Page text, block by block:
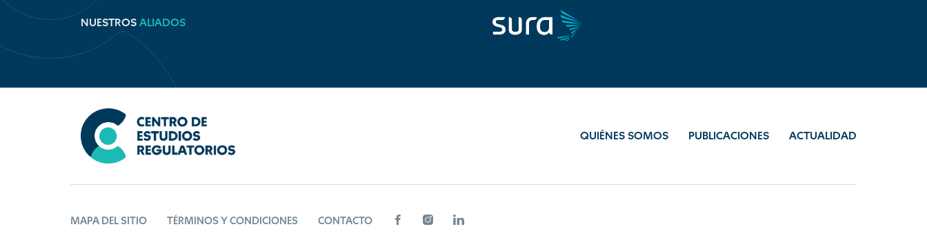
NUESTROS ALIADOS
QUIÉNES SOMOS PUBLICACIONES ACTUALIDAD
MAPA DEL SITIO TÉRMINOS Y CONDICIONES CONTACTO